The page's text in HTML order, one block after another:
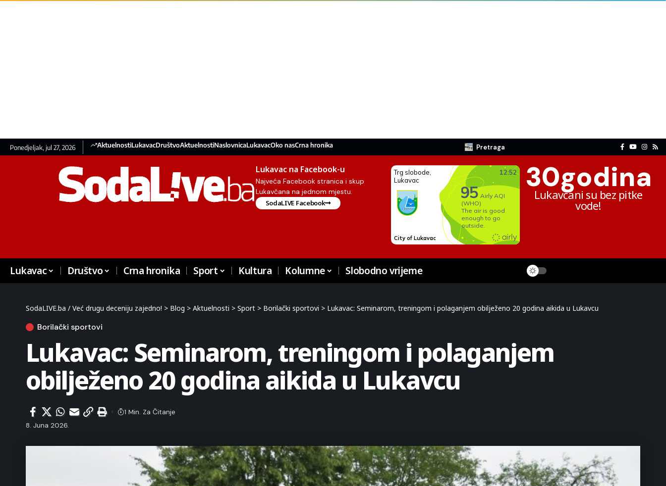
Ponedjeljak, jul 27, 2026 AktuelnostiLukavacDruštvoAktuelnostiNaslovnicaLukavacOko nasCrna hronika Pretraga
Lukavac na Facebook-u
Najveća Facebook stranica i skup
Lukavčana na jednom mjestu.
SodaLIVE Facebook
30godina
Lukavčani su bez pitke
vode!
Lukavac Društvo Crna hronika Sport Kultura Kolumne Slobodno vrijeme
SodaLIVE.ba / Već drugu deceniju zajedno! > Blog > Aktuelnosti > Sport > Borilački sportovi > Lukavac: Seminarom, treningom i polaganjem obilježeno 20 godina aikida u Lukavcu
Borilački sportovi
Lukavac: Seminarom, treningom i polaganjem
obilježeno 20 godina aikida u Lukavcu
8. Juna 2026.
1 Min. Za Čitanje